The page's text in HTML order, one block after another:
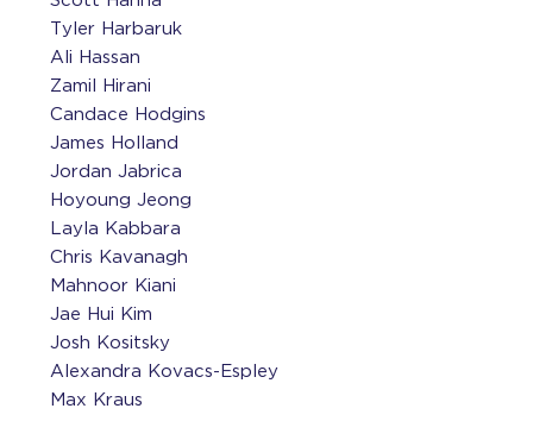
Tyler Harbaruk
Ali Hassan
Zamil Hirani
Candace Hodgins
James Holland
Jordan Jabrica
Hoyoung Jeong
Layla Kabbara
Chris Kavanagh
Mahnoor Kiani
Jae Hui Kim
Josh Kositsky
Alexandra Kovacs-Espley
Max Kraus